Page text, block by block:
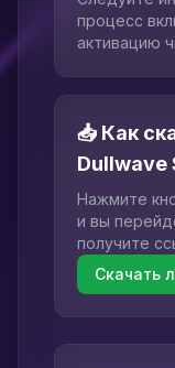
процесс
активацию
📥 Как
Dullwave
Нажмите
и вы
получите
Скачать